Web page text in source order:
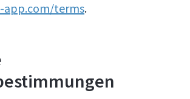
app.com/terms.